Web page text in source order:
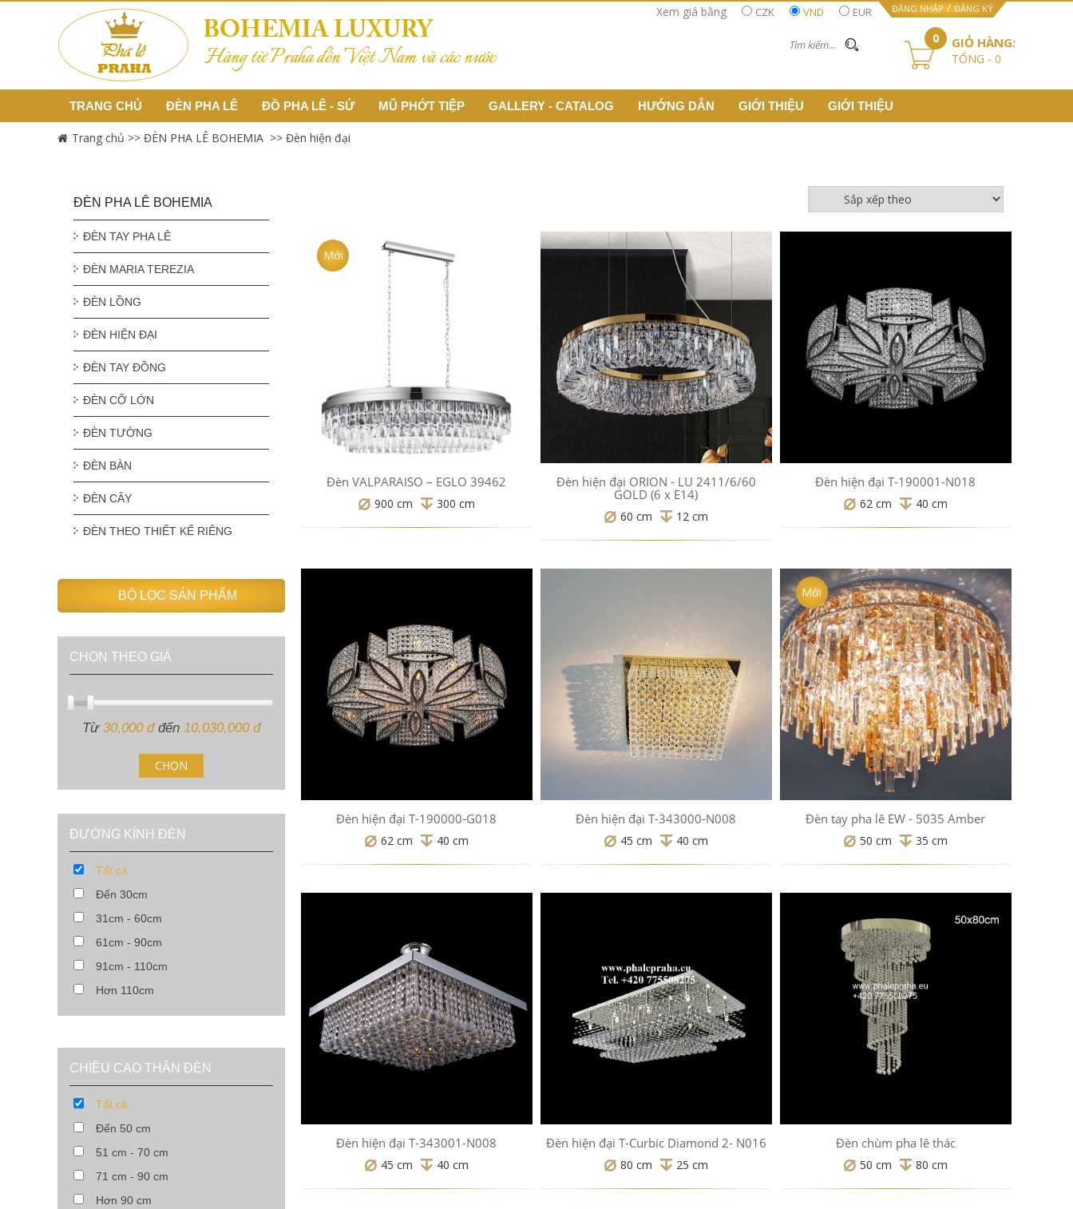
ĐĂNG NHẬP/ ĐĂNG KÝ
Xem giá bằng CZK VND EUR
0 GIỎ HÀNG:
TỔNG - 0
TRANG CHỦ ĐÈN PHA LÊ ĐỒ PHA LÊ - SỨ MŨ PHỚT TIỆP GALLERY - CATALOG HƯỚNG DẪN GIỚI THIỆU GIỚI THIỆU
Trang chủ >> ĐÈN PHA LÊ BOHEMIA >> Đèn hiện đại
ĐÈN PHA LÊ BOHEMIA
ĐÈN TAY PHA LÊ
ĐÈN MARIA TEREZIA
ĐÈN LỒNG
ĐÈN HIỆN ĐẠI
ĐÈN TAY ĐỒNG
ĐÈN CỠ LỚN
ĐÈN TƯỜNG
ĐÈN BÀN
ĐÈN CÂY
ĐÈN THEO THIẾT KẾ RIÊNG
BỘ LỌC SẢN PHẨM
CHỌN THEO GIÁ
Từ 30,000 đđến 10,030,000 đ
ĐƯỜNG KÍNH ĐÈN
Tất cả
Đến 30cm
31cm - 60cm
61cm - 90cm
91cm - 110cm
Hơn 110cm
CHIỀU CAO THÂN ĐÈN
Tất cả
Đến 50 cm
51 cm - 70 cm
71 cm - 90 cm
Hơn 90 cm
Mới
Đèn VALPARAISO – EGLO 39462
900 cm 300 cm
Đèn hiện đại ORION - LU 2411/6/60
GOLD (6 x E14)
60 cm 12 cm
Đèn hiện đại T-190001-N018
62 cm 40 cm
Đèn hiện đại T-190000-G018
62 cm 40 cm
Đèn hiện đại T-343000-N008
45 cm 40 cm
Mới
Đèn tay pha lê EW - 5035 Amber
50 cm 35 cm
Đèn hiện đại T-343001-N008
45 cm 40 cm
Đèn hiện đại T-Curbic Diamond 2- N016
80 cm 25 cm
Đèn chùm pha lê thác
50 cm 80 cm